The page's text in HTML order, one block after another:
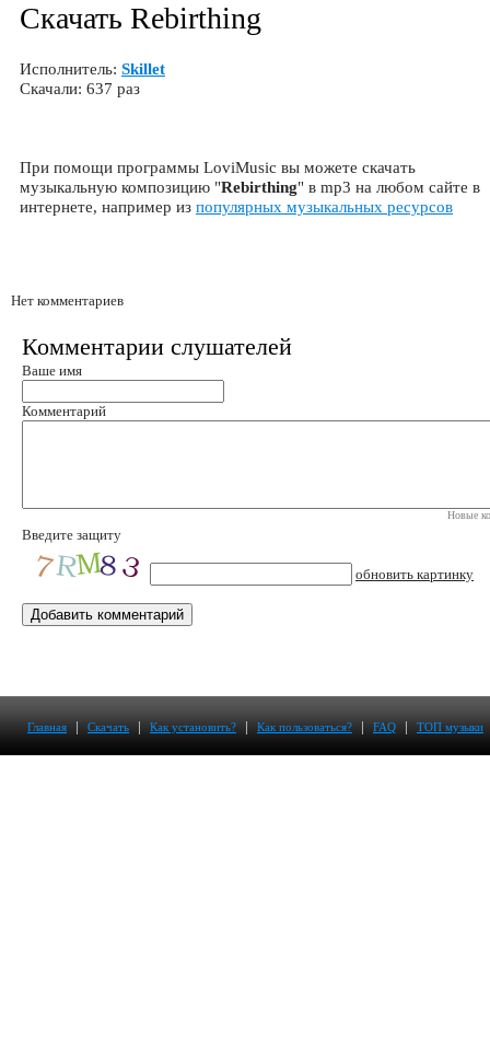
Скачать Rebirthing
Исполнитель: Skillet
Скачали: 637 раз
При помощи программы LoviMusic вы можете скачать
музыкальную композицию "Rebirthing" в mp3 на любом сайте в
интернете, например из популярных музыкальных ресурсов
Нет комментариев
Комментарии слушателей
Ваше имя
Комментарий
Новые
Введите защиту
обновить картинку
Главная | Скачать | Как установить? | Как пользоваться? | FAQ | ТОП музыки